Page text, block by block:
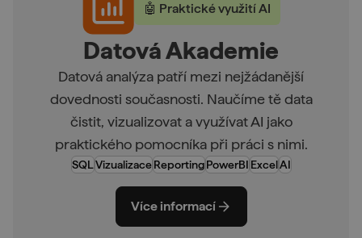
🤖 Praktické využití AI
Datová Akademie
Datová analýza patří mezi nejžádanější
dovednosti současnosti. Naučíme tě data
čistit, vizualizovat a využívat AI jako
praktického pomocníka při práci s nimi.
SQLVizualizace Reporting PowerBI ExcelAI
Více informací